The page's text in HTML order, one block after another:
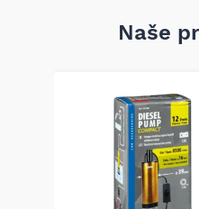
Naše